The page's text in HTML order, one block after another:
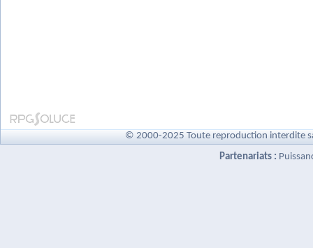
© 2000-2025 Toute reproduction interdite
Partenariats :